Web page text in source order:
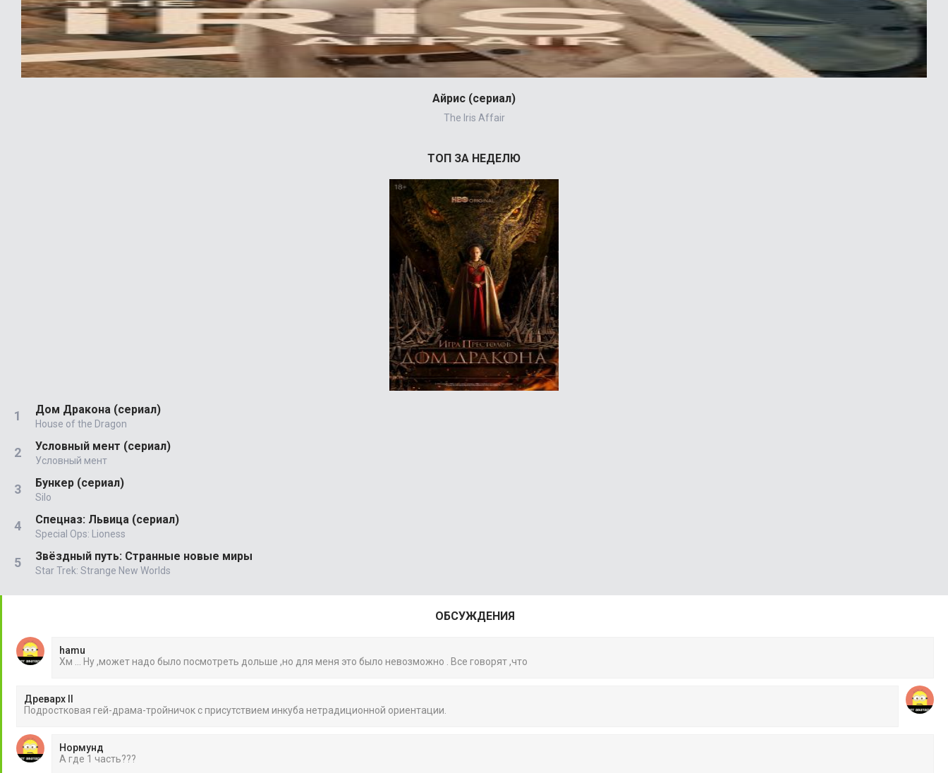
Айрис (сериал)
The Iris Affair
ТОП ЗА НЕДЕЛЮ
Дом Дракона (сериал)
House of the Dragon
Условный мент (сериал)
Условный мент
Бункер (сериал)
Silo
Спецназ: Львица (сериал)
Special Ops: Lioness
Звёздный путь: Странные новые миры
Star Trek: Strange New Worlds
ОБСУЖДЕНИЯ
hamu
Хм ... Ну ,может надо было посмотреть дольше ,но для меня это было невозможно . Все говорят ,что
Древарх II
Подростковая гей-драма-тройничок с присутствием инкуба нетрадиционной ориентации.
Нормунд
А где 1 часть???